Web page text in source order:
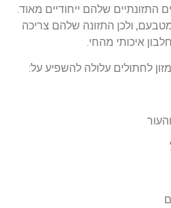
התזונתיים שלהם ייחודיים מאוד.
ולכן התזונה שלהם צריכה
איכותי מהחי.
לחתולים עלולה להשפיע על: